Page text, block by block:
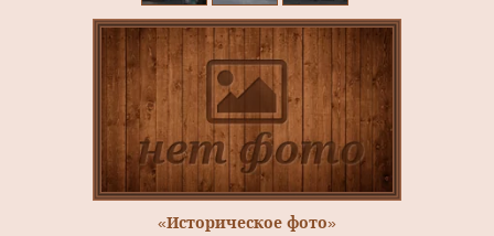
«Историческое фото»